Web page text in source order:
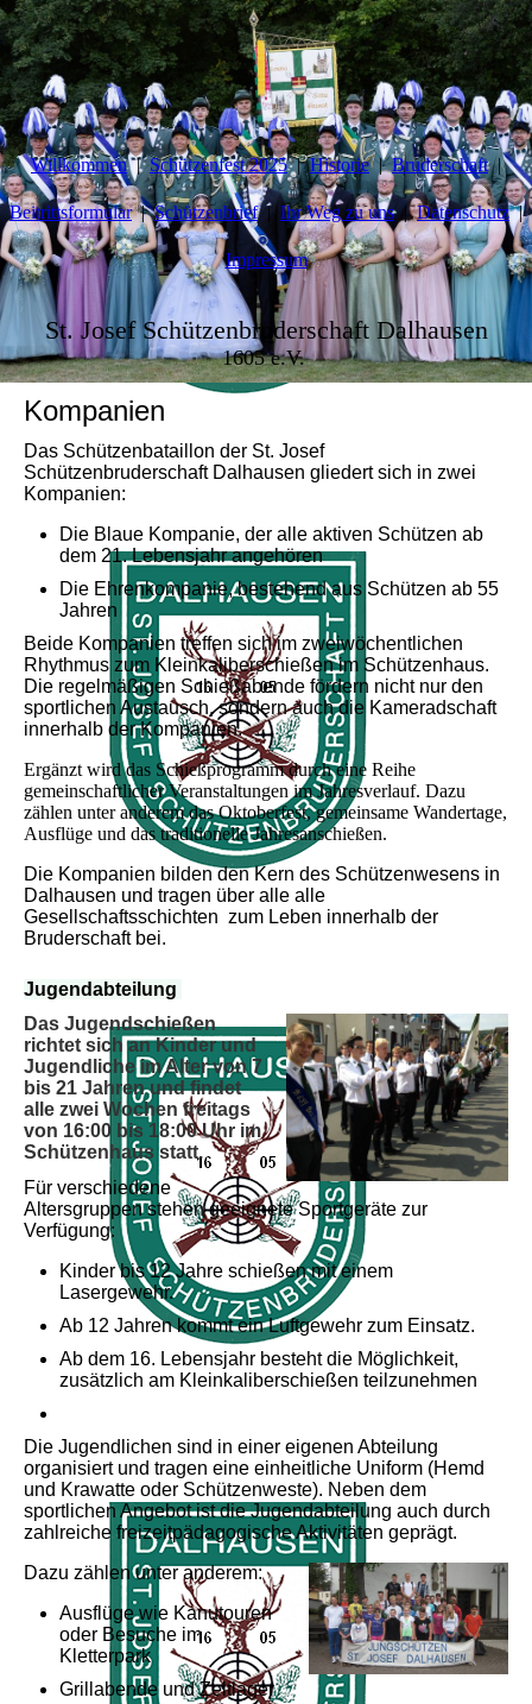
Willkommen Schützenfest 2025 Historie Bruderschaft
Beitrittsformular Schützenbrief Ihr Weg zu uns Datenschutz
Impressum
St. Josef Schützenbruderschaft Dalhausen
1605 e.V.
Kompanien
Das Schützenbataillon der St. Josef
Schützenbruderschaft Dalhausen gliedert sich in zwei
Kompanien:
Die Blaue Kompanie, der alle aktiven Schützen ab
dem 21. Lebensjahr angehören
Die Ehrenkompanie, bestehend aus Schützen ab 55
Jahren
Beide Kompanien treffen sich im zweiwöchentlichen
Rhythmus zum Kleinkaliberschießen im Schützenhaus.
Die regelmäßigen Schießabende fördern nicht nur den
sportlichen Austausch, sondern auch die Kameradschaft
innerhalb der Kompanien.
Ergänzt wird das Schießprogramm durch eine Reihe
gemeinschaftlicher Veranstaltungen im Jahresverlauf. Dazu
zählen unter anderemdas Oktoberfest, gemeinsame Wandertage,
Ausflüge und das traditionelle Jahresanschießen.
Die Kompanien bilden den Kern des Schützenwesens in
Dalhausen und tragen über alle alle
Gesellschaftsschichten zum Leben innerhalb der
Bruderschaft bei.
Jugendabteilung
Das Jugendschießen
richtet sich an Kinder und
Jugendliche im Alter von 7
bis 21 Jahren und findet
alle zwei Wochen freitags
von 16:00 bis 18:00 Uhr im
Schützenhaus statt.
Für verschiedene
Altersgruppen stehen geeignete Sportgeräte zur
Verfügung:
Kinder bis 12 Jahre schießen mit einem
Lasergewehr.
Ab 12 Jahren kommt ein Luftgewehr zum Einsatz.
Ab dem 16. Lebensjahr besteht die Möglichkeit,
zusätzlich am Kleinkaliberschießen teilzunehmen
Die Jugendlichen sind in einer eigenen Abteilung
organisiert und tragen eine einheitliche Uniform (Hemd
und Krawatte oder Schützenweste). Neben dem
sportlichen Angebot ist die Jugendabteilung auch durch
zahlreiche freizeitpädagogische Aktivitäten geprägt.
Dazu zählen unter anderem:
Ausflüge wie Kanutouren
oder Besuche im
Kletterpark
Grillabende und Zeltlager